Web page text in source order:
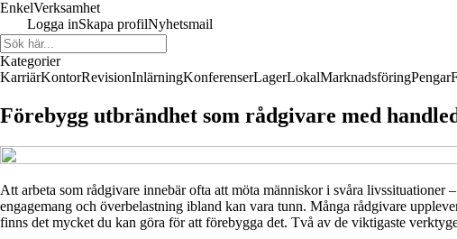
EnkelVerksamhet
Logga inSkapa profilNyhetsmail
Kategorier
KarriärKontorRevisionInlärningKonferenserLagerLokalMarknadsföringPengar
Förebygg utbrändhet som rådgivare med
Att arbeta som rådgivare innebär ofta att möta människor i svåra
engagemang och överbelastning ibland kan vara tunn. Många rådgivare
finns det mycket du kan göra för att förebygga det. Två av de viktigaste